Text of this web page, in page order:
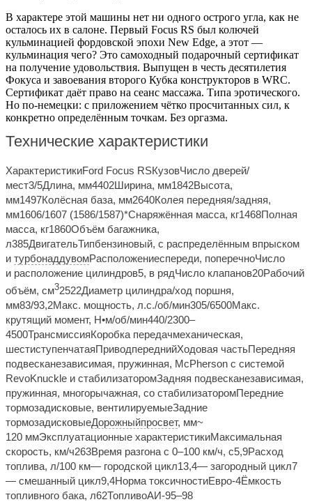
В характере этой машины нет ни одного острого угла, как не
осталось их в салоне. Первый Focus RS был колючей
кульминацией фордовской эпохи New Edge, а этот —
кульминация чего? Это самоходный подарочный сертификат
на получение удовольствия. Выпущен в честь десятилетия
Фокуса и завоевания второго Кубка конструкторов в WRC.
Сертификат даёт право на сеанс массажа. Типа эротического.
Но по-немецки: с приложением чётко просчитанных сил, к
конкретно определённым точкам. Без оргазма.
Технические характеристики
ХарактеристикиFord Focus RSКузовЧисло дверей/
мест3/5Длина, мм4402Ширина, мм1842Высота,
мм1497Колёсная база, мм2640Колея передняя/задняя,
мм1606/1607 (1586/1587)*Снаряжённая масса, кг1468Полная
масса, кг1860Объём багажника,
л385ДвигательТипбензиновый, с распределённым впрыском
и турбонаддувомРасположениеспереди, поперечноЧисло
и расположение цилиндров5, в рядЧисло клапанов20Рабочий
объём, см32522Диаметр цилиндра/ход поршня,
мм83/93,2Макс. мощность, л.с./об/мин305/6500Макс.
крутящий момент, Н•м/об/мин440/2300–
4500ТрансмиссияКоробка передачмеханическая,
шестиступенчатаяПриводпереднийХодовая частьПередняя
подвесканезависимая, пружинная, McPherson с системой
RevoKnuckle и стабилизаторомЗадняя подвесканезависимая,
пружинная, многорычажная, со стабилизаторомПередние
тормозадисковые, вентилируемыеЗадние
тормозадисковыеДорожныйпросвет, мм~
120 ммЭксплуатационные характеристикиМаксимальная
скорость, км/ч263Время разгона с 0–100 км/ч, с5,9Расход
топлива, л/100 км— городской цикл13,4— загородный цикл7
— смешанный цикл9,4Норма токсичностиЕвро-4Ёмкость
топливного бака, л62ТопливоАИ-95–98